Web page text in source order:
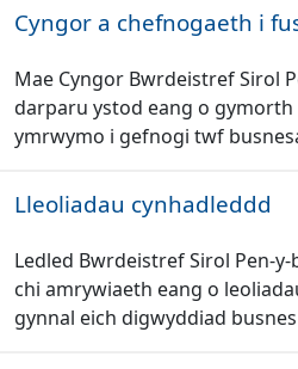
Cyngor a chefnogaeth i
Mae Cyngor Bwrdeistref Sirol
darparu ystod eang o gymorth
ymrwymo i gefnogi twf
Lleoliadau cynhadleddd
Ledled Bwrdeistref Sirol Pen-
chi amrywiaeth eang o
gynnal eich digwyddiad